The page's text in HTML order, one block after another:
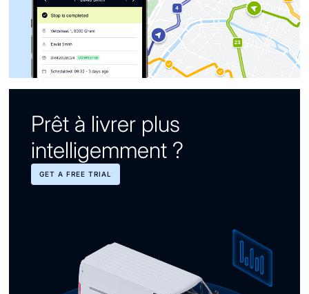
Prêt à livrer plus
intelligemment ?
GET A FREE TRIAL